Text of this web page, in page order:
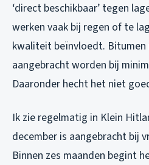
‘direct beschikbaar’ tegen
werken vaak bij regen of te
kwaliteit beïnvloedt.
aangebracht worden bij
Daaronder hecht het niet
Ik zie regelmatig in Klein
december is aangebracht bij
Binnen zes maanden begint